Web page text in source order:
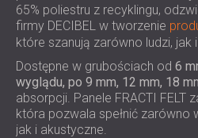
ZDROWIA
ROZWIĄZANIA
AKUSTYCZNE DLA
ROZWIĄZANIA
AKUSTYCZNE DLA
65% poliestru z recyklingu,
firmy DECIBEL w tworzenie
które szanują zarówno ludzi, jak
Dostępne w grubościach od 6
wyglądu, po 9 mm, 12 mm, 18
absorpcji. Panele FRACTI FELT
która pozwala spełnić zarówno
jak i akustyczne.